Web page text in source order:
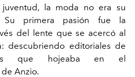
juventud, la moda no era su
Su primera pasión fue la
del lente que se acercó al
descubriendo editoriales de
que hojeaba en el
Anzio.